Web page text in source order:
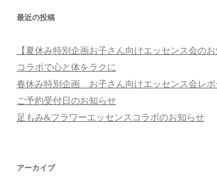
最近の投稿
【夏休み特別企画お子さん向けエッセンス会のお
コラボで心と体をラクに
春休み特別企画 お子さん向けエッセンス会レポ
ご予約受付日のお知らせ
足もみ&フラワーエッセンスコラボのお知らせ
アーカイブ